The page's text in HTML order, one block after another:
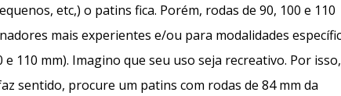
etc,) o patins fica. Porém, rodas de 90, 100 e 110
mais experientes e/ou para modalidades
110 mm). Imagino que seu uso seja recreativo. Por
sentido, procure um patins com rodas de 84 mm da